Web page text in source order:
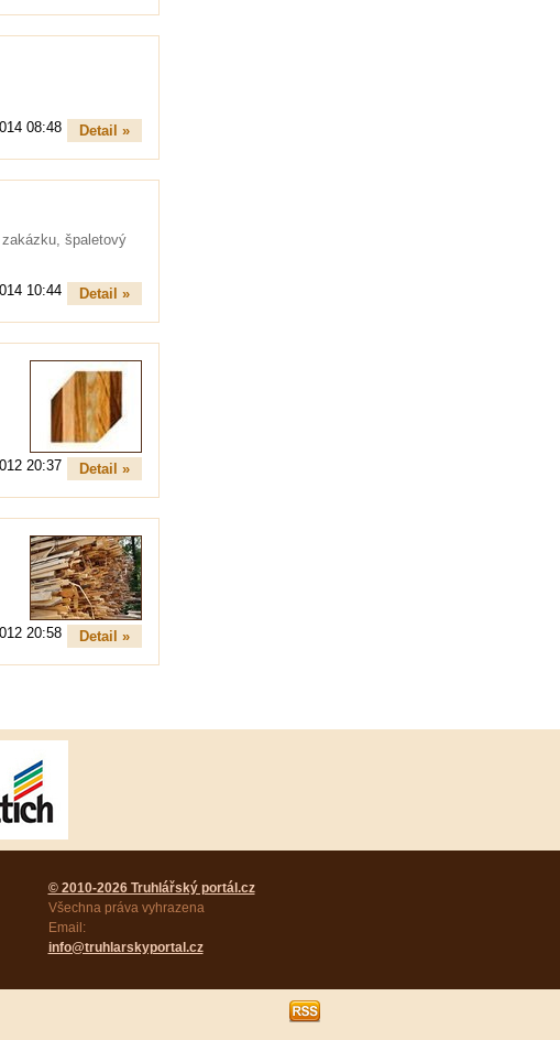
08:48
Detail »
špaletový
10:44
Detail »
20:37 Detail »
20:58 Detail »
© 2010-2026 Truhlářský portál.cz
Všechna práva vyhrazena
Email:
info@truhlarskyportal.cz